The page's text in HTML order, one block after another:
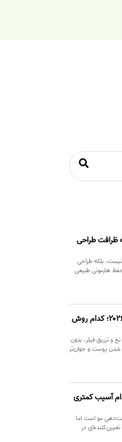
ظرافت طراحی
بلکه طراحی
هارمونی طبیعی
لیفت صورت بدون جراحی در ۲۰۲۶؛ کدام روش
و تزریق فیلر، بدون
شدن پوست و جوان‌تر
آسیب کمتری
مو است اما
در